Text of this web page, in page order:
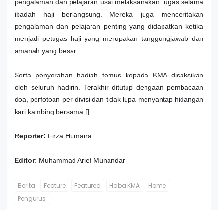
pengalaman dan pelajaran usai melaksanakan tugas selama
ibadah haji berlangsung. Mereka juga menceritakan
pengalaman dan pelajaran penting yang didapatkan ketika
menjadi petugas haji yang merupakan tanggungjawab dan
amanah yang besar.
Serta penyerahan hadiah temus kepada KMA disaksikan
oleh seluruh hadirin. Terakhir ditutup dengaan pembacaan
doa, perfotoan per-divisi dan tidak lupa menyantap hidangan
kari kambing bersama.[]
Reporter: Firza Humaira
Editor: Muhammad Arief Munandar
Berita Feature Featured Haba KMA
Home
Pengurus